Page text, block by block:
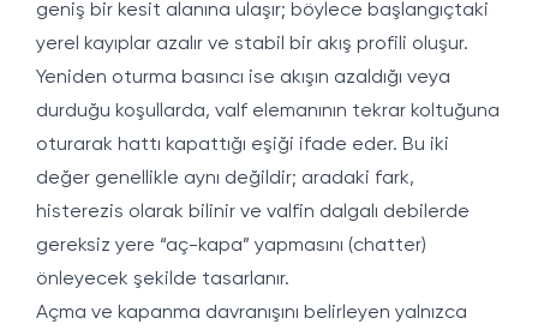
geniş bir kesit alanına ulaşır; böylece başlangıçtaki
yerel kayıplar azalır ve stabil bir akış profili oluşur.
Yeniden oturma basıncı ise akışın azaldığı veya
durduğu koşullarda, valf elemanının tekrar koltuğuna
oturarak hattı kapattığı eşiği ifade eder. Bu iki
değer genellikle aynı değildir; aradaki fark,
histerezis olarak bilinir ve valfin dalgalı debilerde
gereksiz yere “aç-kapa” yapmasını (chatter)
önleyecek şekilde tasarlanır.
Açma ve kapanma davranışını belirleyen yalnızca